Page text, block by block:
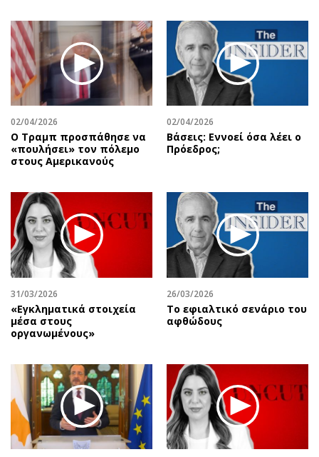
02/04/2026
Ο Τραμπ προσπάθησε να
«πουλήσει» τον πόλεμο
στους Αμερικανούς
02/04/2026
Βάσεις: Εννοεί όσα λέει ο
Πρόεδρος;
31/03/2026
«Εγκληματικά στοιχεία
μέσα στους
οργανωμένους»
26/03/2026
Το εφιαλτικό σενάριο του
αφθώδους